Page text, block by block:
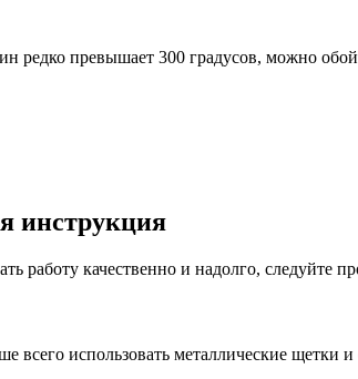
редко превышает 300 градусов, можно
инструкция
работу качественно и надолго, следуйте
использовать металлические щетки